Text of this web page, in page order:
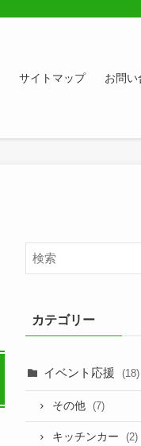
たい方、お悩み相談など。
サイトマップ お問い
カテゴリー
イベント応援 (18)
その他 (7)
キッチンカー (2)